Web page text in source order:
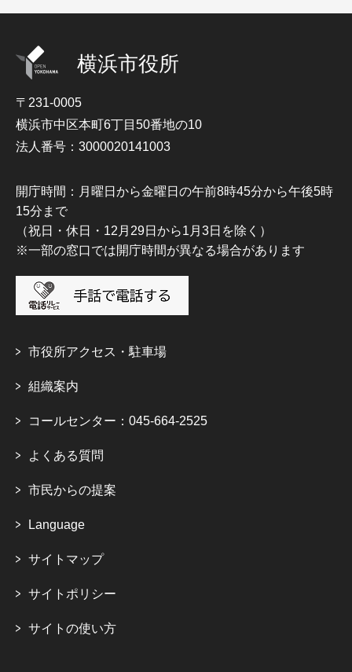
横浜市役所
〒231-0005
横浜市中区本町6丁目50番地の10
法人番号：3000020141003
開庁時間：月曜日から金曜日の午前8時45分から午後5時
15分まで
（祝日・休日・12月29日から1月3日を除く）
※一部の窓口では開庁時間が異なる場合があります
市役所アクセス・駐車場
組織案内
コールセンター：045-664-2525
よくある質問
市民からの提案
Language
サイトマップ
サイトポリシー
サイトの使い方